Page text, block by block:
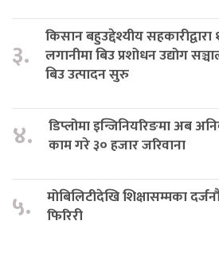
३.
किसान बहुउद्देश्यीय
लगानीमा बिउ प्रशोधन उद्योग
बिउ उत्पादन सुरु
४.
डिप्लोमा इन्जिनियरिङमा अब
काम गरे ३० हजार जरिवाना
५.
मोबिलिटीदेखि शिक्षासम्मका
फिरिरी